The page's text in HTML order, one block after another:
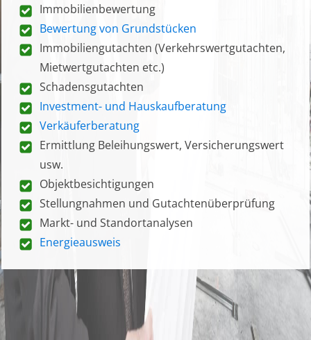
Immobilienbewertung
Bewertung von Grundstücken
Immobiliengutachten (Verkehrswertgutachten,
Mietwertgutachten etc.)
Schadensgutachten
Investment- und Hauskaufberatung
Verkäuferberatung
Ermittlung Beleihungswert, Versicherungswert
usw.
Objektbesichtigungen
Stellungnahmen und Gutachtenüberprüfung
Markt- und Standortanalysen
Energieausweis